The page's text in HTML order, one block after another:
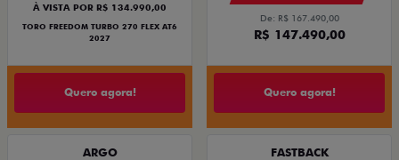
À VISTA POR R$ 134.990,00
TORO FREEDOM TURBO 270 FLEX AT6
2027
Quero agora!
De: R$ 167.490,00
R$ 147.490,00
Quero agora!
ARGO FASTBACK